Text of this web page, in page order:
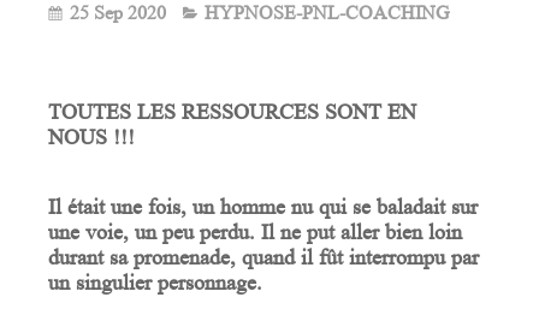
25 Sep 2020 HYPNOSE-PNL-COACHING
TOUTES LES RESSOURCES SONT EN
NOUS !!!
Il était une fois, un homme nu qui se baladait sur
une voie, un peu perdu. Il ne put aller bien loin
durant sa promenade, quand il fût interrompu par
un singulier personnage.